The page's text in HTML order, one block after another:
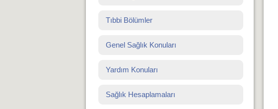
Tıbbi Bölümler
Genel Sağlık Konuları
Yardım Konuları
Sağlık Hesaplamaları